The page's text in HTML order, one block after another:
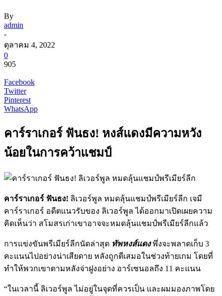
By
admin
-
ตุลาคม 4, 2022
0
905
Facebook
Twitter
Pinterest
WhatsApp
คาร์ราเกอร์ ฟันธง! หงส์แดงมีความหวัง
น้อยในการคว้าแชมป์
คาร์ราเกอร์ ฟันธง! ลิเวอร์พูล หมดลุ้นแชมป์พรีเมียร์ลีก เจมี
คาร์ราเกอร์ อดีตแนวรับของ ลิเวอร์พูล ได้ออกมาเปิดเผยความ
คิดเห็นว่า สโมสรเก่าเขาอาจจะหมดลุ้นแชมป์พรีเมียร์ลีกแล้ว
การแข่งขันพรีเมียร์ลีกนัดล่าสุด ทัพหงส์แดงพึ่งจะพลาดเก็บ 3
คะแนนไปอย่างน่าเสียดาย หลังถูกตีเสมอในช่วงท้ายเกม โดยที่
ทำให้พวกเขาตามหลังจ่าฝูงอย่าง อาร์เซนอลถึง 11 คะแนน
“ในเวลานี้ ลิเวอร์พูล ไม่อยู่ในจุดที่ควรเป็น และผมมองภาพโดย